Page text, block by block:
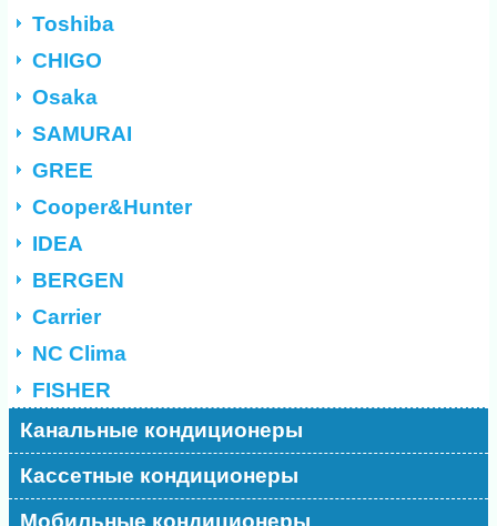
Toshiba
CHIGO
Osaka
SAMURAI
GREE
Cooper&Hunter
IDEA
BERGEN
Carrier
NC Clima
FISHER
Канальные кондиционеры
Кассетные кондиционеры
Мобильные кондиционеры